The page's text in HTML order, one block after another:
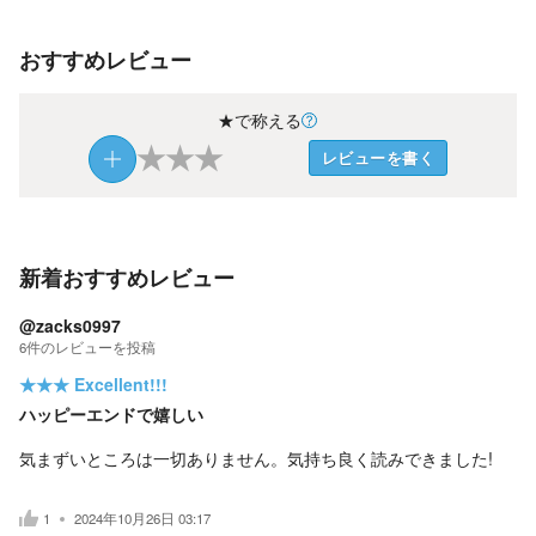
おすすめレビュー
★で称える
★★★ レビューを書く
新着おすすめレビュー
@zacks0997
6件のレビューを投稿
★★★ Excellent!!!
ハッピーエンドで嬉しい
気まずいところは一切ありません。気持ち良く読みできました!
1 2024年10月26日 03:17